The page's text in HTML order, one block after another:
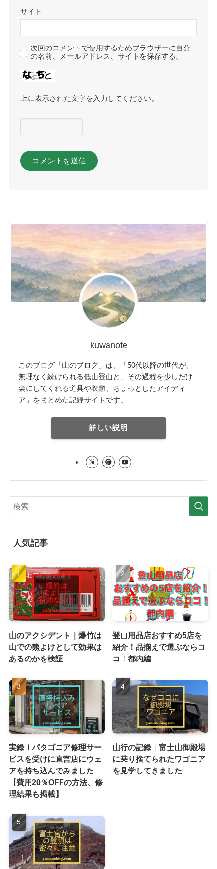
サイト
次回のコメントで使用するためブラウザーに自分
の名前、メールアドレス、サイトを保存する。
上に表示された文字を入力してください。
kuwanote
このブログ「山のブログ」は、「50代以降の世代が、
無理なく続けられる低山登山と、その過程を少しだけ
楽にしてくれる道具や衣類、ちょっとしたアイディ
ア」をまとめた記録サイトです。
詳しい説明
人気記事
山のアクシデント｜爆竹は
山での熊よけとして効果は
あるのかを検証
登山用品店おすすめ5店を
紹介！品揃えで選ぶならコ
コ！都内編
実録！パタゴニア修理サー
ビスを受けに直営店にウェ
アを持ち込んでみました
【費用20％OFFの方法、修
理結果も掲載】
山行の記録｜富士山御殿場
に乗り捨てられたワゴニア
を見学してきました